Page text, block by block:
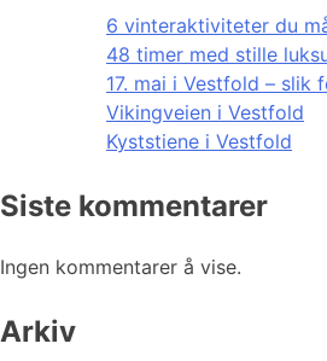
6 vinteraktiviteter du
48 timer med stille
17. mai i Vestfold – slik
Vikingveien i Vestfold
Kyststiene i Vestfold
Siste kommentarer
Ingen kommentarer å vise.
Arkiv